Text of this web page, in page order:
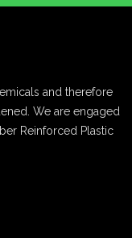
and therefore
We are engaged
Reinforced Plastic